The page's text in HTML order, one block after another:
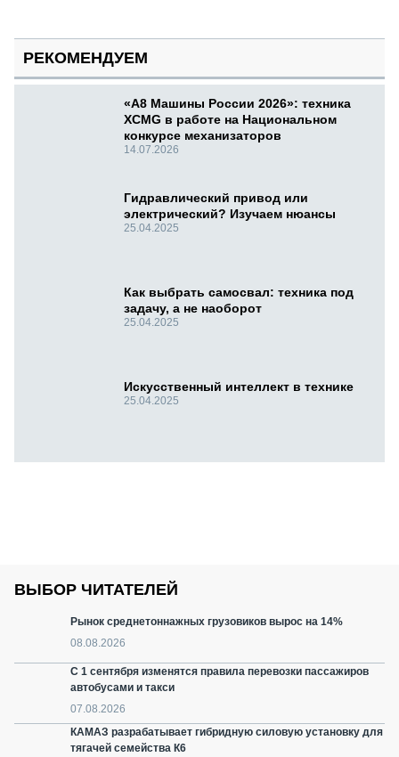
РЕКОМЕНДУЕМ
«А8 Машины России 2026»: техника
XCMG в работе на Национальном
конкурсе механизаторов
14.07.2026
Гидравлический привод или
электрический? Изучаем нюансы
25.04.2025
Как выбрать самосвал: техника под
задачу, а не наоборот
25.04.2025
Искусственный интеллект в технике
25.04.2025
ВЫБОР ЧИТАТЕЛЕЙ
Рынок среднетоннажных грузовиков вырос на 14%
08.08.2026
С 1 сентября изменятся правила перевозки пассажиров
автобусами и такси
07.08.2026
КАМАЗ разрабатывает гибридную силовую установку для
тягачей семейства К6